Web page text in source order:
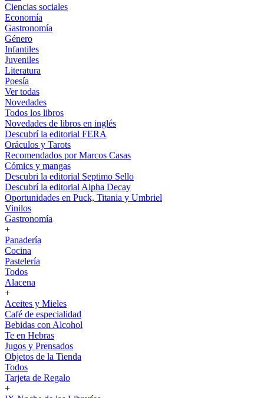
Ciencias sociales
Economía
Gastronomía
Género
Infantiles
Juveniles
Literatura
Poesía
Ver todas
Novedades
Todos los libros
Novedades de libros en inglés
Descubrí la editorial FERA
Oráculos y Tarots
Recomendados por Marcos Casas
Cómics y mangas
Descubri la editorial Septimo Sello
Descubrí la editorial Alpha Decay
Oportunidades en Puck, Titania y Umbriel
Vinilos
Gastronomía
+
Panadería
Cocina
Pastelería
Todos
Alacena
+
Aceites y Mieles
Café de especialidad
Bebidas con Alcohol
Te en Hebras
Jugos y Prensados
Objetos de la Tienda
Todos
Tarjeta de Regalo
+